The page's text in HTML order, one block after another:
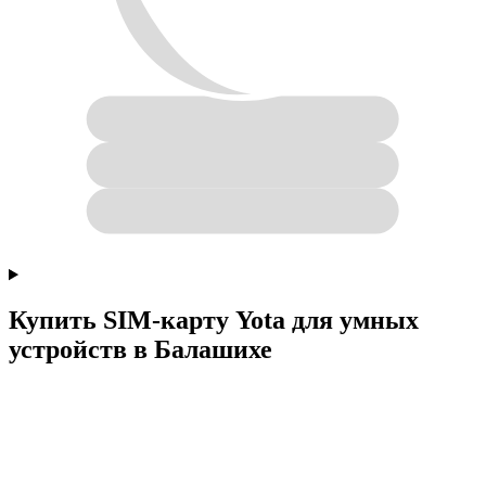
Купить SIM-карту Yota для умных
устройств в Балашихе